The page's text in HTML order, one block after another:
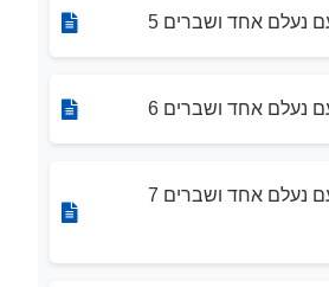
נעלם אחד ושברים 5
נעלם אחד ושברים 6
תרגול משוואות עם נעלם אחד ושברים 7